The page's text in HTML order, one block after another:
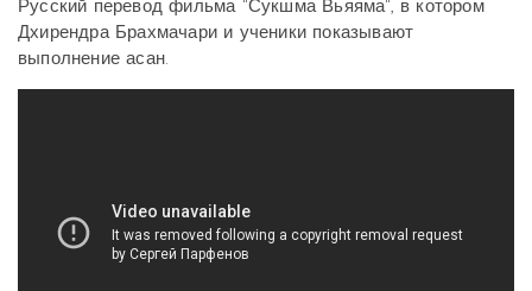
Русский перевод фильма "Сукшма Вьяяма", в котором
Дхирендра Брахмачари и ученики показывают
выполнение асан.